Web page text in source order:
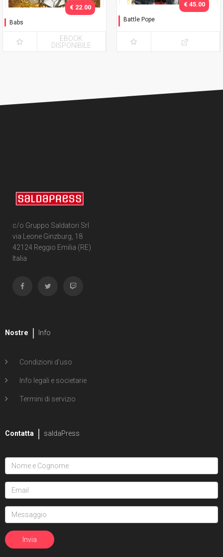
Babs
€ 22.00
EBOOK
DISPONIBILE
Battle Pope
€ 45.00
c/o Gruppo Saldatori Srl
via Leone Ginzburg, 18
42124 Reggio Emilia (RE)
Italia
Nostre Info
Condizioni d'uso
Info legali e societarie
Termini di servizio
Contatta saldaPress